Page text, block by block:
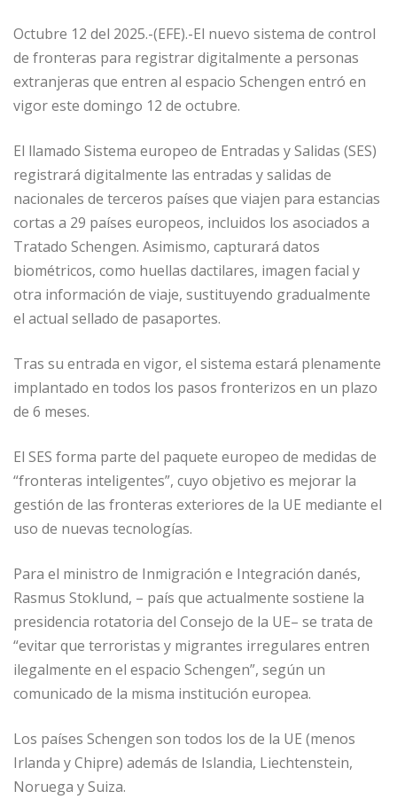
Octubre 12 del 2025.-(EFE).-El nuevo sistema de control
de fronteras para registrar digitalmente a personas
extranjeras que entren al espacio Schengen entró en
vigor este domingo 12 de octubre.
El llamado Sistema europeo de Entradas y Salidas (SES)
registrará digitalmente las entradas y salidas de
nacionales de terceros países que viajen para estancias
cortas a 29 países europeos, incluidos los asociados a
Tratado Schengen. Asimismo, capturará datos
biométricos, como huellas dactilares, imagen facial y
otra información de viaje, sustituyendo gradualmente
el actual sellado de pasaportes.
Tras su entrada en vigor, el sistema estará plenamente
implantado en todos los pasos fronterizos en un plazo
de 6 meses.
El SES forma parte del paquete europeo de medidas de
“fronteras inteligentes”, cuyo objetivo es mejorar la
gestión de las fronteras exteriores de la UE mediante el
uso de nuevas tecnologías.
Para el ministro de Inmigración e Integración danés,
Rasmus Stoklund, – país que actualmente sostiene la
presidencia rotatoria del Consejo de la UE– se trata de
“evitar que terroristas y migrantes irregulares entren
ilegalmente en el espacio Schengen”, según un
comunicado de la misma institución europea.
Los países Schengen son todos los de la UE (menos
Irlanda y Chipre) además de Islandia, Liechtenstein,
Noruega y Suiza.